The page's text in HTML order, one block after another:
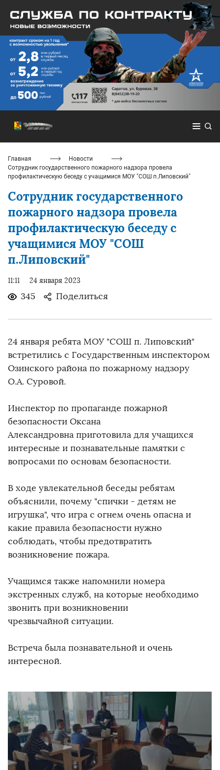
Главная
Новости
Сотрудник государственного пожарного надзора провела
профилактическую беседу с учащимися МОУ "СОШ п.Липовский"
Сотрудник государственного
пожарного надзора провела
профилактическую беседу с
учащимися МОУ "СОШ
п.Липовский"
11:11 24 января 2023
345 Поделиться
24 января ребята МОУ "СОШ п. Липовский"
встретились с Государственным инспектором
Озинского района по пожарному надзору
О.А. Суровой.
Инспектор по пропаганде пожарной
безопасности Оксана
Александровна приготовила для учащихся
интересные и познавательные памятки с
вопросами по основам безопасности.
В ходе увлекательной беседы ребятам
объяснили, почему "спички - детям не
игрушка", что игра с огнем очень опасна и
какие правила безопасности нужно
соблюдать, чтобы предотвратить
возникновение пожара.
Учащимся также напомнили номера
экстренных служб, на которые необходимо
звонить при возникновении
чрезвычайной ситуации.
Встреча была познавательной и очень
интересной.